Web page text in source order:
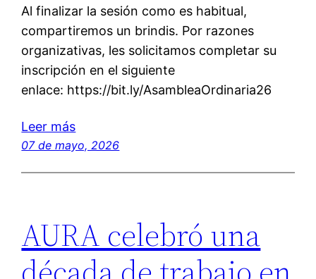
Al finalizar la sesión como es habitual,
compartiremos un brindis. Por razones
organizativas, les solicitamos completar su
inscripción en el siguiente
enlace: https://bit.ly/AsambleaOrdinaria26
Leer más
07 de mayo, 2026
AURA celebró una